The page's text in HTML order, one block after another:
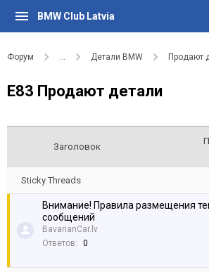
BMW Club Latvia
Форум ... Детали BMW Продают
Е83 Продают детали
Заголовок
Sticky Threads
Внимание! Правила размещения
сообщений
BavarianCar.lv
Ответов:
0